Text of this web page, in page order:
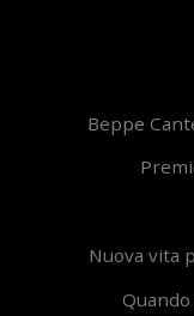
Beppe
Nuova vita